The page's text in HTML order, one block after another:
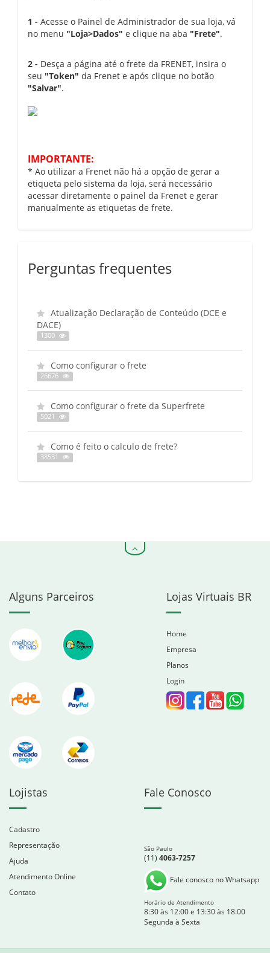
1 - Acesse o Painel de Administrador de sua loja, vá
no menu "Loja>Dados" e clique na aba "Frete".
2 - Desça a página até o frete da FRENET, insira o
seu "Token" da Frenet e após clique no botão
"Salvar".
IMPORTANTE:
* Ao utilizar a Frenet não há a opção de gerar a
etiqueta pelo sistema da loja, será necessário
acessar diretamente o painel da Frenet e gerar
manualmente as etiquetas de frete.
Perguntas frequentes
Atualização Declaração de Conteúdo (DCE e
DACE)
1300
Como configurar o frete
26676
Como configurar o frete da Superfrete
5021
Como é feito o calculo de frete?
38531
Alguns Parceiros Lojas Virtuais BR
Home
Empresa
Planos
Login
Lojistas
Cadastro
Representação
Ajuda
Atendimento Online
Contato
Fale Conosco
São Paulo
(11) 4063-7257
Fale conosco no Whatsapp
Horário de Atendimento
8:30 às 12:00 e 13:30 às 18:00
Segunda à Sexta